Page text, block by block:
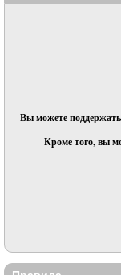
Вы можете
Кроме того, вы